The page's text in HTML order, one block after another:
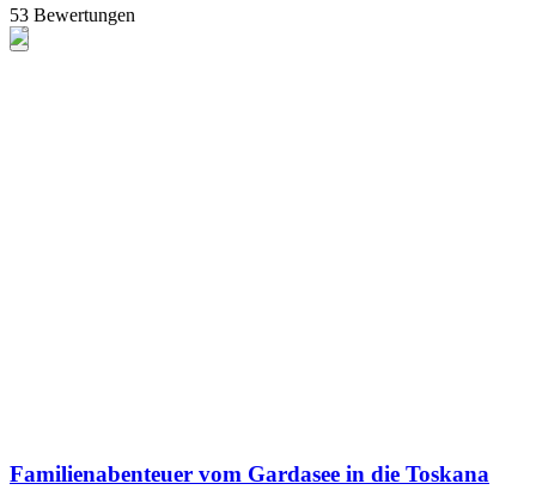
53 Bewertungen
Familienabenteuer vom Gardasee in die Toskana